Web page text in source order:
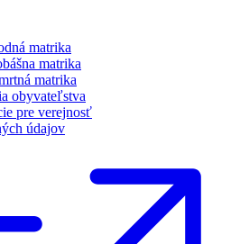
matrika
matrika
matrika
obyvateľstva
pre verejnosť
údajov